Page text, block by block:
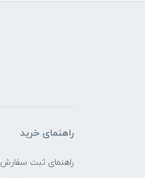
راهنمای خرید
راهنمای ثبت سفارش